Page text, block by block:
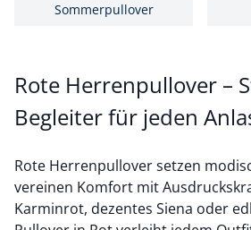
Sommerpullover
Rote Herrenpullover –
Begleiter für jeden
Rote Herrenpullover setzen
vereinen Komfort mit
Karminrot, dezentes Siena oder